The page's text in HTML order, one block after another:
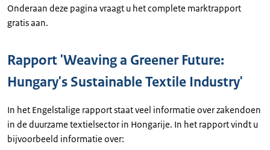
Onderaan deze pagina vraagt u het complete marktrapport
gratis aan.
Rapport 'Weaving a Greener Future:
Hungary's Sustainable Textile Industry'
In het Engelstalige rapport staat veel informatie over zakendoen
in de duurzame textielsector in Hongarije. In het rapport vindt u
bijvoorbeeld informatie over: